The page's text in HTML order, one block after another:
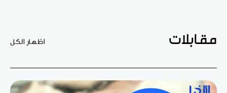
مقابلات اظهار الكل